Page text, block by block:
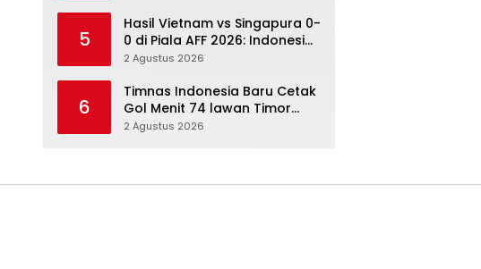
5
Hasil Vietnam vs Singapura 0-
0 di Piala AFF 2026: Indonesia
Kini Punya Jalan Terbuka
2 Agustus 2026
6
Timnas Indonesia Baru Cetak
Gol Menit 74 lawan Timor
Leste: Sabar, Rotasi, lalu
2 Agustus 2026